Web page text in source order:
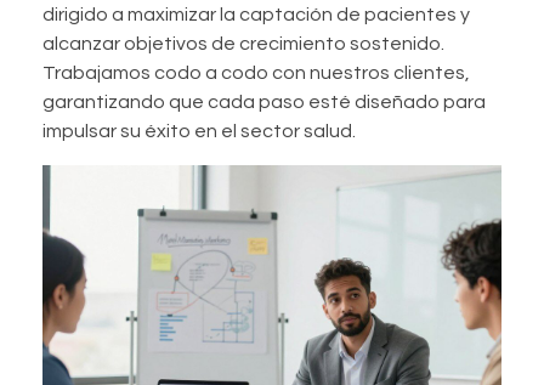
dirigido a maximizar la captación de pacientes y
alcanzar objetivos de crecimiento sostenido.
Trabajamos codo a codo con nuestros clientes,
garantizando que cada paso esté diseñado para
impulsar su éxito en el sector salud.